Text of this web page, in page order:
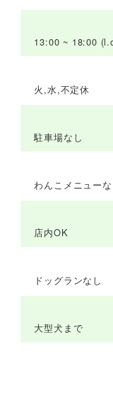
13:00 ~ 18:00
火,水,不定休
駐車場なし
わんこメニューな
店内OK
ドッグランなし
大型犬まで